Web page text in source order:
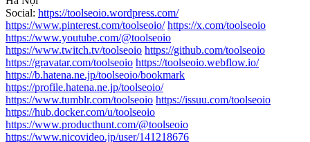
Social: https://toolseoio.wordpress.com/
https://www.pinterest.com/toolseoio/ https://x.com/toolseoio
https://www.youtube.com/@toolseoio
https://www.twitch.tv/toolseoio https://github.com/toolseoio
https://gravatar.com/toolseoio https://toolseoio.webflow.io/
https://b.hatena.ne.jp/toolseoio/bookmark
https://profile.hatena.ne.jp/toolseoio/
https://www.tumblr.com/toolseoio https://issuu.com/toolseoio
https://hub.docker.com/u/toolseoio
https://www.producthunt.com/@toolseoio
https://www.nicovideo.jp/user/141218676